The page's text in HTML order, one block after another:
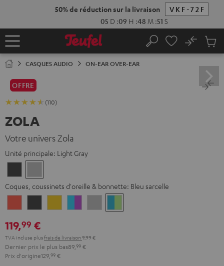
Page
Rechercher
No
panier
CASQUES AUDIO ON-EAR OVER-EAR
OFFRE
(110)
ZOLA
Votre univers Zola
Unité principale: Light Gray
Gray
Gray
Coques, coussinets d'oreille & bonnette: Bleu sarcelle
Red
Gray
Amber d'eau
Gray
sarcelle
119,99 €
TVA incluse plusfrais de livraison 9,99 €
Dernier prix le plus bas89, 99 €
Prix d'origine129, 99 €